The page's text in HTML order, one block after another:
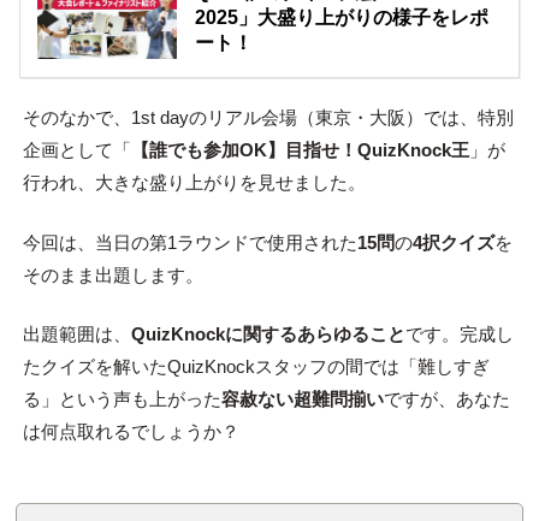
2025」大盛り上がりの様子をレポ
ート！
そのなかで、1st dayのリアル会場（東京・大阪）では、特別
企画として「 【誰でも参加OK】目指せ！QuizKnock王」が
行われ、大きな盛り上がりを見せました。
今回は、当日の第1ラウンドで使用された15問の4択クイズを
そのまま出題します。
出題範囲は、 QuizKnockに関するあらゆることです。完成し
たクイズを解いたQuizKnockスタッフの間では「難しすぎ
る」という声も上がった容赦ない超難問揃いですが、あなた
は何点取れるでしょうか？